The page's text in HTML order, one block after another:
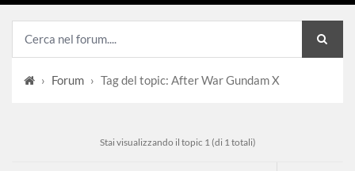
› Forum › Tag del topic: After War Gundam X
Stai visualizzando il topic 1 (di 1 totali)